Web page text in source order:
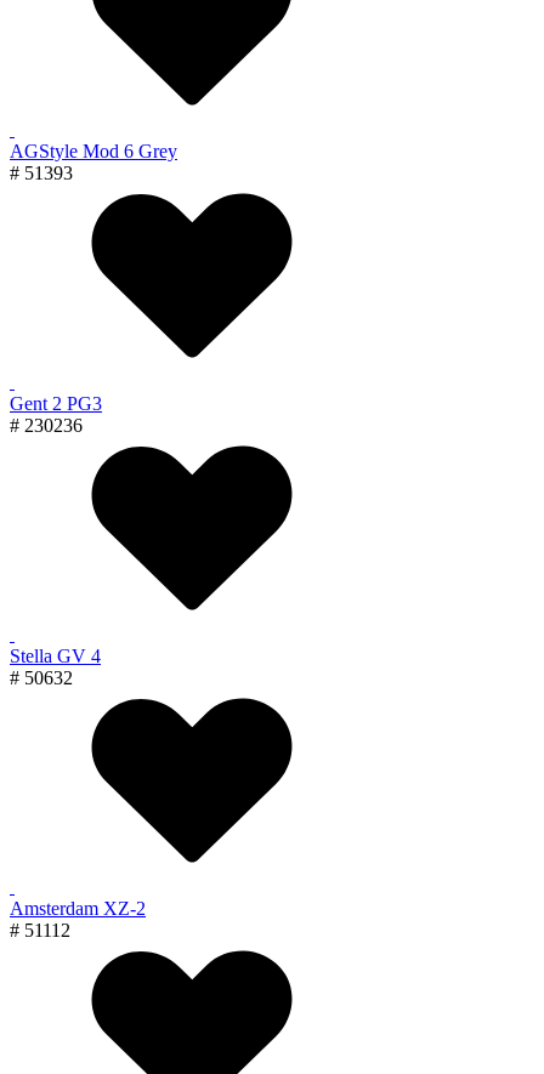
AGStyle Mod 6 Grey
# 51393
Gent 2 PG3
# 230236
Stella GV 4
# 50632
Amsterdam XZ-2
# 51112